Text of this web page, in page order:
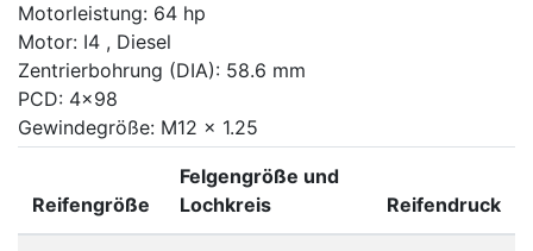
Motorleistung: 64 hp
Motor: I4 , Diesel
Zentrierbohrung (DIA): 58.6 mm
PCD: 4x98
Gewindegröße: M12 x 1.25
Reifengröße
Felgengröße und
Lochkreis
Reifendruck